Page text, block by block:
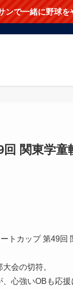
ンで一緒に野球
関東学童
トカップ 第49回
会の切符。
心強いOBも応